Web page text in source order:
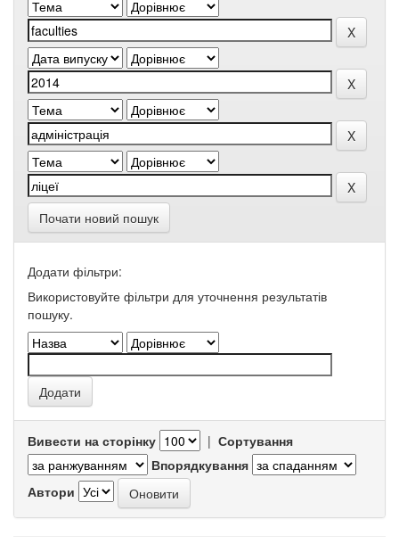
Почати новий пошук
Додати фільтри:
Використовуйте фільтри для уточнення результатів
пошуку.
Вивести на сторінку | Сортування
Впорядкування
Автори